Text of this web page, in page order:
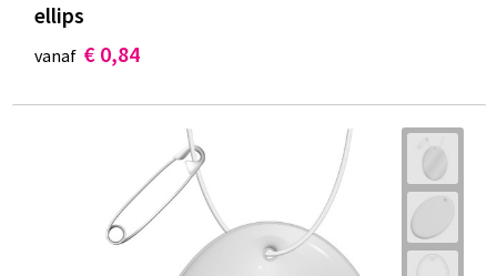
ellips
vanaf € 0,84